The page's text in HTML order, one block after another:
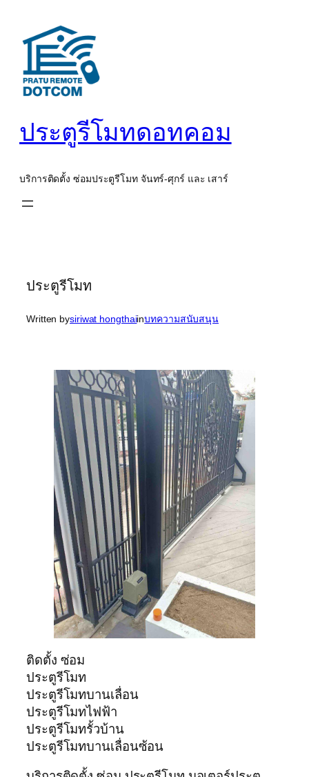
เนื้อหา
ประตูรีโมทดอทคอม
บริการติดตั้ง ซ่อมประตูรีโมท จันทร์-ศุกร์ และ เสาร์
ประตูรีโมท
Written bysiriwat hongthaiinบทความสนับสนุน
ติดตั้ง ซ่อม
ประตูรีโมท
ประตูรีโมทบานเลื่อน
ประตูรีโมทไฟฟ้า
ประตูรีโมทรั้วบ้าน
ประตูรีโมทบานเลื่อนซ้อน